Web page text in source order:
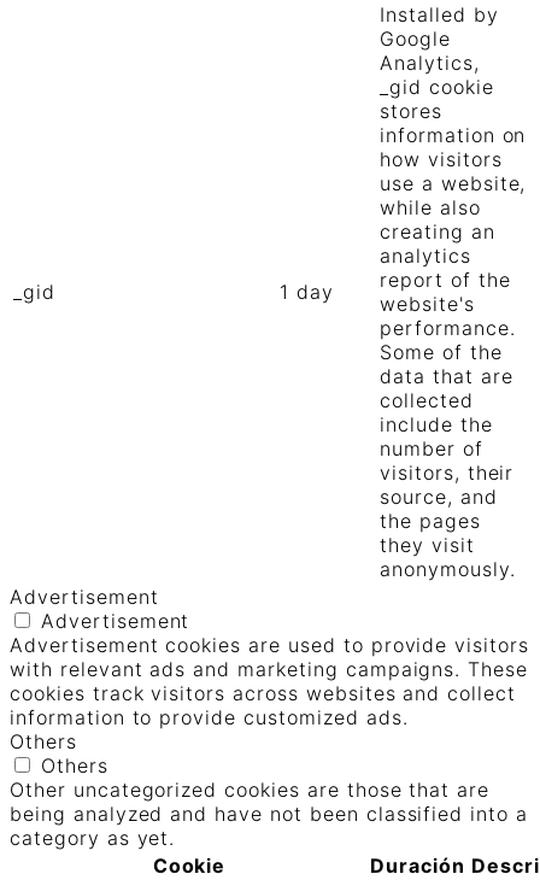
_gid 1 day
Installed by
Google
Analytics,
_gid cookie
stores
information on
how visitors
use a website,
while also
creating an
analytics
report of the
website's
performance.
Some of the
data that are
collected
include the
number of
visitors, their
source, and
the pages
they visit
anonymously.
Advertisement
Advertisement
Advertisement cookies are used to provide visitors
with relevant ads and marketing campaigns. These
cookies track visitors across websites and collect
information to provide customized ads.
Others
Others
Other uncategorized cookies are those that are
being analyzed and have not been classified into a
category as yet.
Cookie
Duración